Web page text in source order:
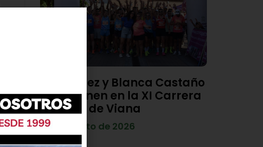
Diego Díez y Blanca Castaño
se imponen en la XI Carrera
Popular de Viana
4 de agosto de 2026